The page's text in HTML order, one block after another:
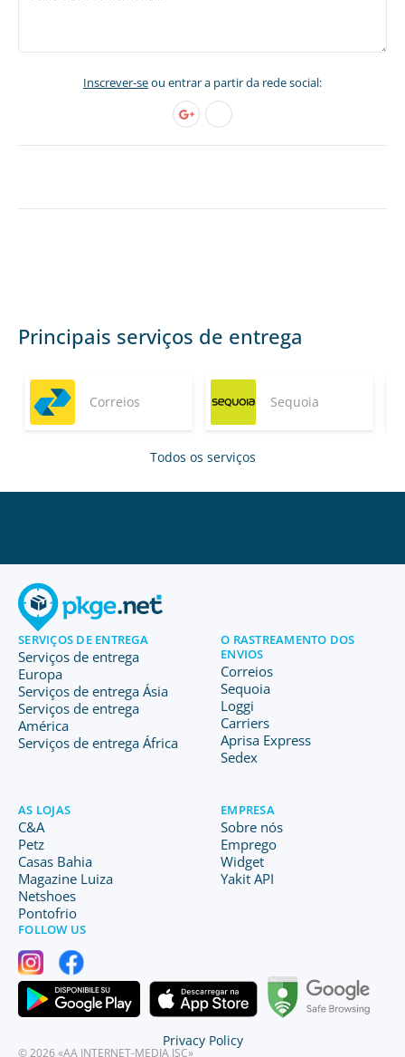
Inscrever-seou entrar a partir da rede social:
Principais serviços de entrega
Correios Sequoia
Todos os serviços
SERVIÇOS DE ENTREGA
Serviços de entrega
Europa
Serviços de entrega Ásia
Serviços de entrega
América
Serviços de entrega África
O RASTREAMENTO DOS
ENVIOS
Correios
Sequoia
Loggi
Carriers
Aprisa Express
Sedex
AS LOJAS
C&A
Petz
Casas Bahia
Magazine Luiza
Netshoes
Pontofrio
EMPRESA
Sobre nós
Emprego
Widget
Yakit API
FOLLOW US
© 2026 «AA INTERNET-MEDIA JSC»
Privacy Policy